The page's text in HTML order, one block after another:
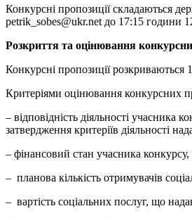
Конкурсні пропозиції складаються
petrik_sobes@ukr.net до 17:15 години
Розкриття та оцінювання
Конкурсні пропозиції
Критеріями оцінювання конкурсних
– відповідність діяльності учасника
затвердження критеріїв діяльності
– фінансовий стан учасника конкурсу,
– планова кількість отримувачів
– вартість соціальних послуг, що